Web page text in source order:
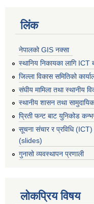
लिंक
नेपालको GIS नक्सा
स्थानिय निकायका लागि ICT
जिल्ला विकास समितिको
संघीय मामिला तथा स्थानीय
स्थानीय शासन तथा
प्रिती फन्ट बाट युनिकोड
सूचना संचार र प्रविधि
(slides)
गुनासो व्यवस्थापन प्रणाली
लोकप्रिय विषय